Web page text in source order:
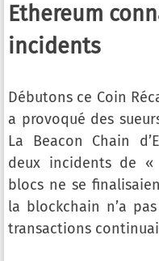
Ethereum
incidents
Débutons ce Coin
a provoqué des
La Beacon Chain
deux incidents de
blocs ne se
la blockchain n’a
transactions